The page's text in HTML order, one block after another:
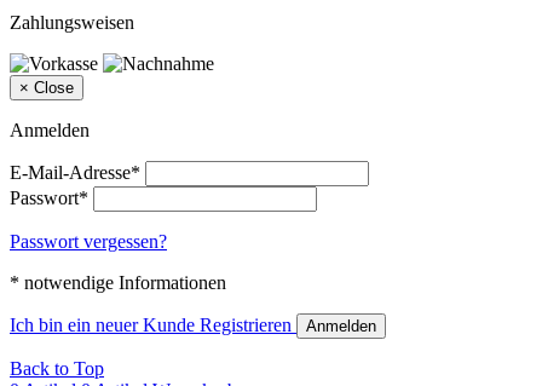
Zahlungsweisen
× Close
Anmelden
E-Mail-Adresse*
Passwort*
Passwort vergessen?
* notwendige Informationen
Ich bin ein neuer Kunde Registrieren Anmelden
Back to Top